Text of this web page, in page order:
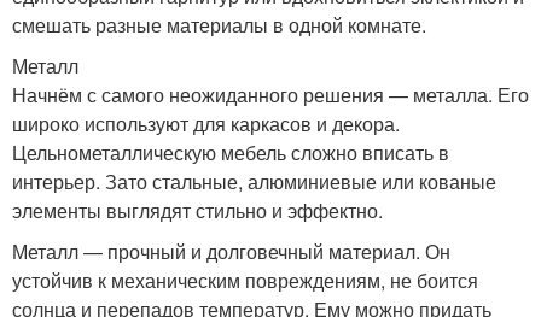
смешать разные материалы в одной комнате.
Металл
Начнём с самого неожиданного решения — металла. Его
широко используют для каркасов и декора.
Цельнометаллическую мебель сложно вписать в
интерьер. Зато стальные, алюминиевые или кованые
элементы выглядят стильно и эффектно.
Металл — прочный и долговечный материал. Он
устойчив к механическим повреждениям, не боится
солнца и перепадов температур. Ему можно придать